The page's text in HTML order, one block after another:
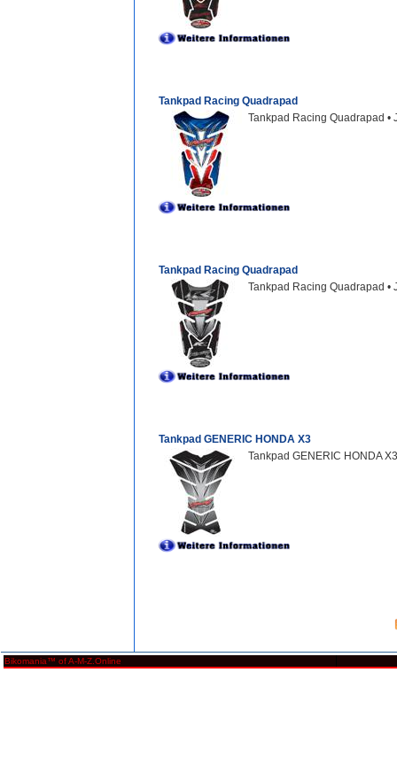
Tankpad Racing Quadrapad
Tankpad Racing Quadrapad •
Tankpad Racing Quadrapad
Tankpad Racing Quadrapad •
Tankpad GENERIC HONDA X3
Tankpad GENERIC HONDA
Bikomania™ of A-M-Z.Online